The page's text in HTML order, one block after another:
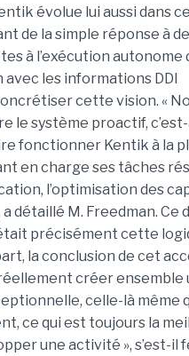
évolue lui aussi dans
de la simple réponse à
à l’exécution autonome
avec les informations DDI
cette vision. «
le système proactif,
fonctionner Kentik à la
en charge ses tâches
l’optimisation des
a détaillé M. Freedman. Ce
précisément cette
la conclusion de cet
créer ensemble
celle-là même
ce qui est toujours la
une activité », s’est-il